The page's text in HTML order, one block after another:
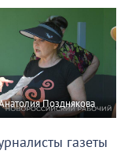
Позднякова
газеты